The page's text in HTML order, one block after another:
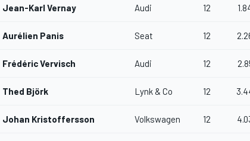
Jean-Karl Vernay Audi 12
Aurélien Panis Seat 12
Frédéric Vervisch Audi 12
Thed Björk Lynk & Co 12
Johan Kristoffersson Volkswagen 12